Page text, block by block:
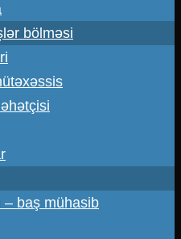
bölməsi
– baş mühasib